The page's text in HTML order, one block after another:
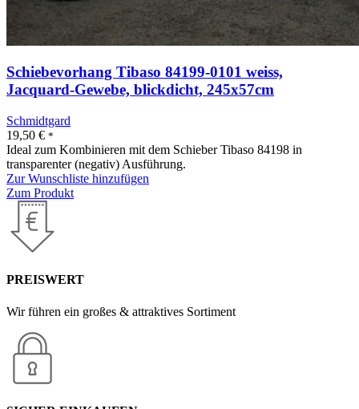
Schiebevorhang Tibaso 84199-0101 weiss,
Jacquard-Gewebe, blickdicht, 245x57cm
Schmidtgard
19,50 € *
Ideal zum Kombinieren mit dem Schieber Tibaso 84198 in
transparenter (negativ) Ausführung.
Zur Wunschliste hinzufügen
Zum Produkt
PREISWERT
Wir führen ein großes & attraktives Sortiment